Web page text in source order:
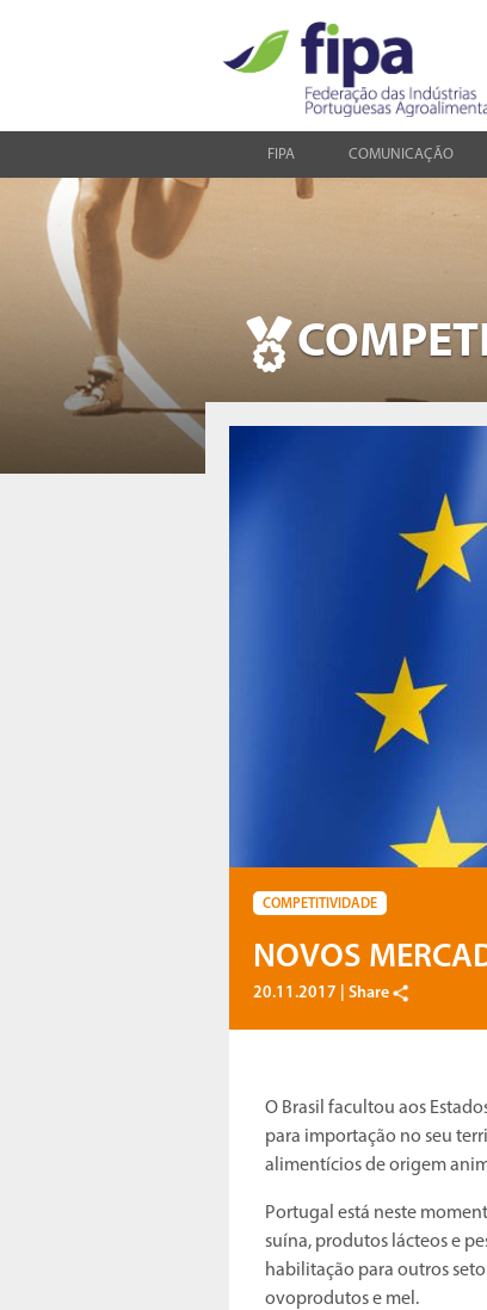
FIPA COMUNICAÇÃO
COMPETITIVIDADE
NOVOS
20.11.2017 | Share
O Brasil facultou aos
para importação no seu
alimentícios de origem
Portugal está neste
suína, produtos lácteos e
habilitação para outros
ovoprodutos e mel.